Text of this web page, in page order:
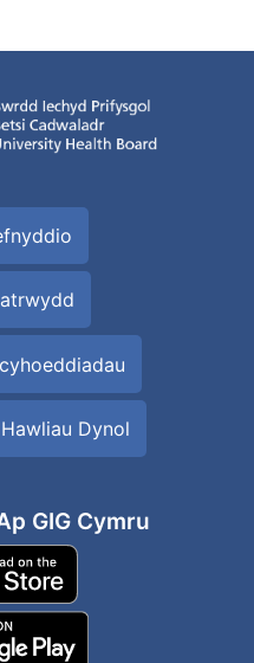
Dynol
GIG Cymru